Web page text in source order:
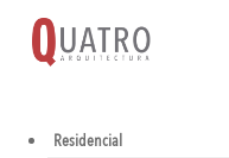
Residencial